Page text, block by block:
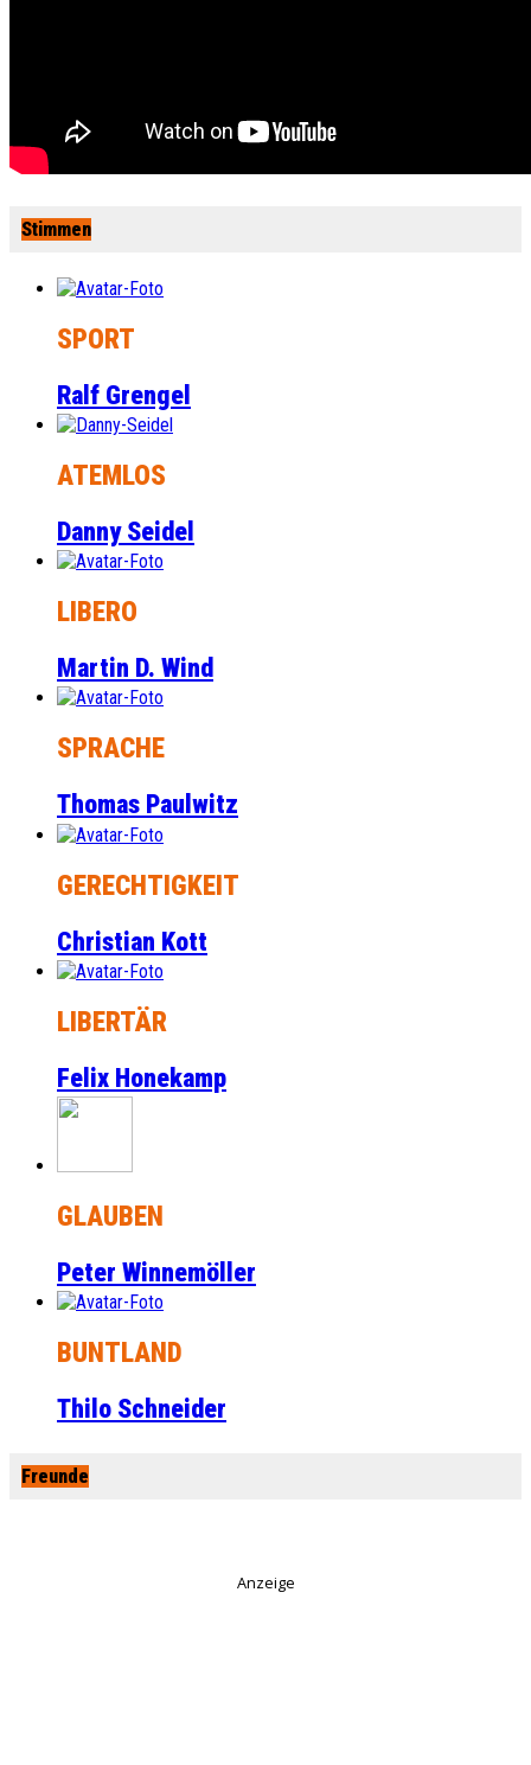
Stimmen
SPORT
Ralf Grengel
ATEMLOS
Danny Seidel
LIBERO
Martin D. Wind
SPRACHE
Thomas Paulwitz
GERECHTIGKEIT
Christian Kott
LIBERTÄR
Felix Honekamp
GLAUBEN
Peter Winnemöller
BUNTLAND
Thilo Schneider
Freunde
Anzeige